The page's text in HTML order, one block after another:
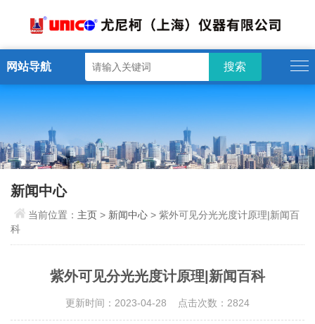
网站导航
新闻中心
当前位置： 主页 > 新闻中心 > 紫外可见分光光度计原理|新闻百
科
紫外可见分光光度计原理|新闻百科
更新时间：2023-04-28 点击次数：2824